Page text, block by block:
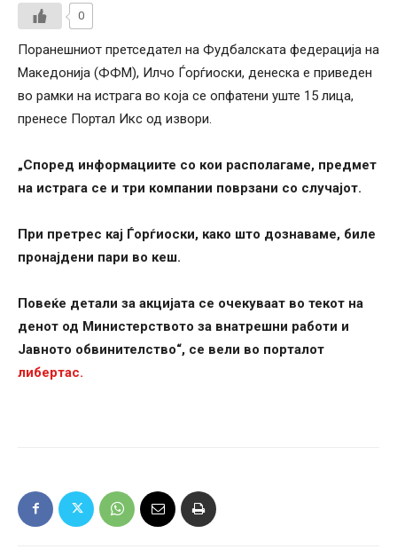
0
Поранешниот претседател на Фудбалската федерација на
Македонија (ФФМ), Илчо Ѓорѓиоски, денеска е приведен
во рамки на истрага во која се опфатени уште 15 лица,
пренесе Портал Икс од извори.
„Според информациите со кои располагаме, предмет
на истрага се и три компании поврзани со случајот.
При претрес кај Ѓорѓиоски, како што дознаваме, биле
пронајдени пари во кеш.
Повеќе детали за акцијата се очекуваат во текот на
денот од Министерството за внатрешни работи и
Јавното обвинителство“, се вели во порталот
либертас.